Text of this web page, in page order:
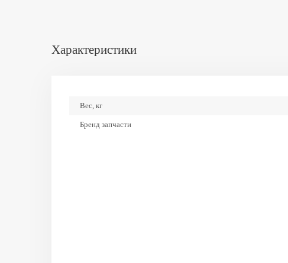
Характеристики
Вес, кг
Бренд запчасти